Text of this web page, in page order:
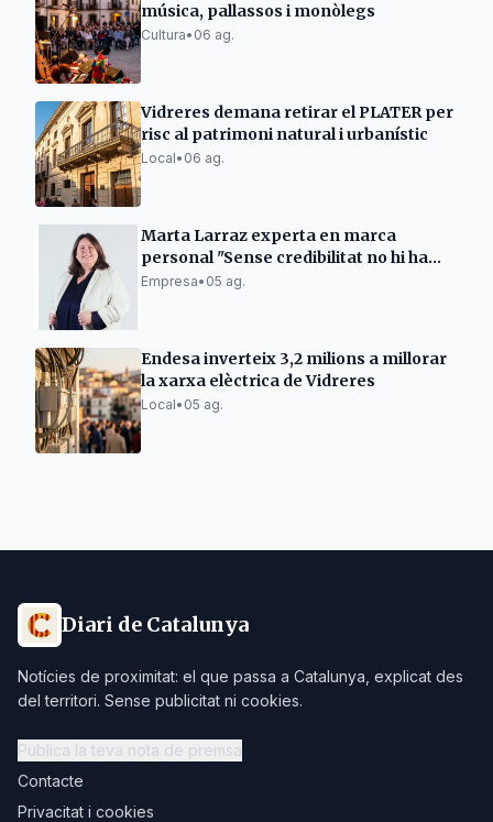
música, pallassos i monòlegs
Cultura• 06 ag.
Vidreres demana retirar el PLATER per
risc al patrimoni natural i urbanístic
Local• 06 ag.
Marta Larraz experta en marca
personal "Sense credibilitat no hi ha
vendes"
Empresa• 05 ag.
Endesa inverteix 3,2 milions a millorar
la xarxa elèctrica de Vidreres
Local• 05 ag.
Diari de Catalunya
Notícies de proximitat: el que passa a Catalunya, explicat des
del territori. Sense publicitat ni cookies.
Publica la teva nota de premsa
Contacte
Privacitat i cookies